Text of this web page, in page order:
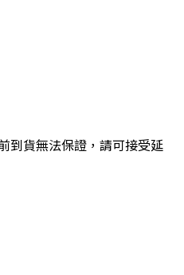
到貨無法保證，請可接受延